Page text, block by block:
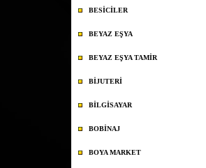
BESİCİLER
BEYAZ EŞYA
BEYAZ EŞYA TAMİR
BİJUTERİ
BİLGİSAYAR
BOBİNAJ
BOYA MARKET